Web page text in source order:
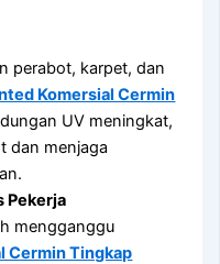
perabot, karpet, dan
Komersial Cermin
UV meningkat,
dan menjaga
Pekerja
mengganggu
Cermin Tingkap